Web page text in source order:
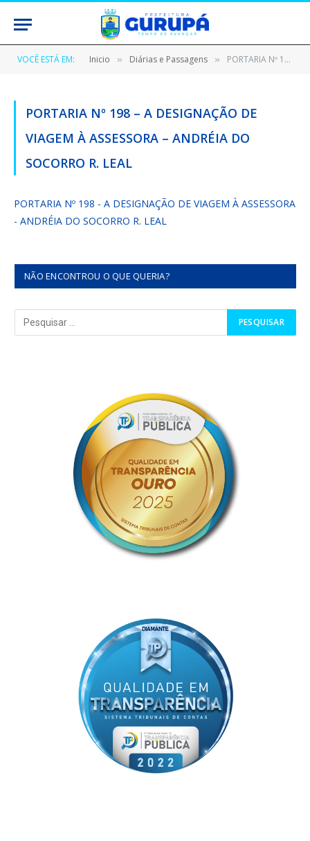
VOCÊ ESTÁ EM: Inicio » Diárias e Passagens » PORTARIA Nº 198 – A DESIGNAÇÃO DE VIAGEM À ASSESSORA – ANDRÉIA DO SOCORRO R. LEAL
PORTARIA Nº 198 – A DESIGNAÇÃO DE
VIAGEM À ASSESSORA – ANDRÉIA DO
SOCORRO R. LEAL
PORTARIA Nº 198 - A DESIGNAÇÃO DE VIAGEM À ASSESSORA
- ANDRÉIA DO SOCORRO R. LEAL
NÃO ENCONTROU O QUE QUERIA?